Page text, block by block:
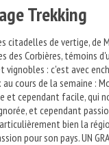
Trekking
citadelles de vertige, de
des Corbières, témoins
: c'est avec
cours de la semaine :
et cependant facile, qui
et cependant
bien la
pour son pays. UN